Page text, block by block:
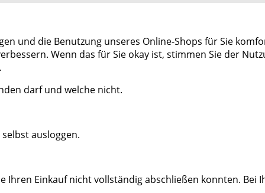
und die Benutzung unseres Online-Shops für Sie
Wenn das für Sie okay ist, stimmen Sie der
darf und welche nicht.
ausloggen.
Ihren Einkauf nicht vollständig abschließen konnten.